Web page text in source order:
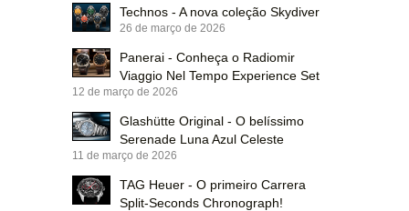
Technos - A nova coleção Skydiver
26 de março de 2026
Panerai - Conheça o Radiomir
Viaggio Nel Tempo Experience Set
12 de março de 2026
Glashütte Original - O belíssimo
Serenade Luna Azul Celeste
11 de março de 2026
TAG Heuer - O primeiro Carrera
Split-Seconds Chronograph!